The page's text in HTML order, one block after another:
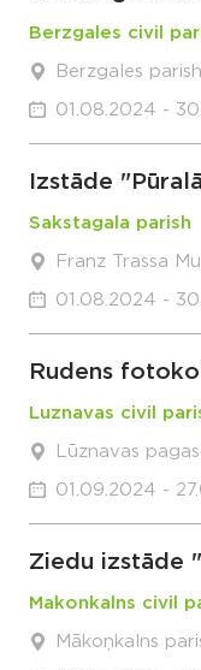
Berzgales civil
Berzgales
01.08.2024 -
Izstāde
Sakstagala parish
Franz Trassa
01.08.2024 -
Rudens
Luznavas civil
Lūznavas
01.09.2024 -
Ziedu izstāde
Makonkalns civil
Mākoņkalns